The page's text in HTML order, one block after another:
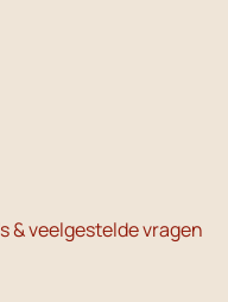
& veelgestelde vragen